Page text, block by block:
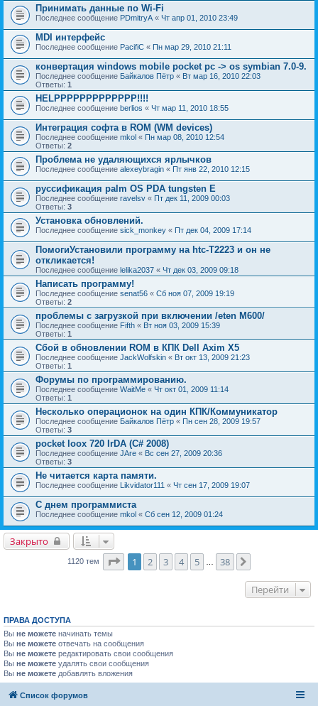
Принимать данные по Wi-Fi
Последнее сообщение PDmitryA « Чт апр 01, 2010 23:49
MDI интерфейс
Последнее сообщение PacifiC « Пн мар 29, 2010 21:11
конвертация windows mobile pocket pc -> os symbian 7.0-9.
Последнее сообщение Байкалов Пётр « Вт мар 16, 2010 22:03
Ответы: 1
HELPPPPPPPPPPPPP!!!!
Последнее сообщение berlios « Чт мар 11, 2010 18:55
Интеграция софта в ROM (WM devices)
Последнее сообщение mkol « Пн мар 08, 2010 12:54
Ответы: 2
Проблема не удаляющихся ярлычков
Последнее сообщение alexeybragin « Пт янв 22, 2010 12:15
руссификация palm OS PDA tungsten E
Последнее сообщение ravelsv « Пт дек 11, 2009 00:03
Ответы: 3
Установка обновлений.
Последнее сообщение sick_monkey « Пт дек 04, 2009 17:14
ПомогиУстановили программу на htc-Т2223 и он не
откликается!
Последнее сообщение lelika2037 « Чт дек 03, 2009 09:18
Написать программу!
Последнее сообщение senat56 « Сб ноя 07, 2009 19:19
Ответы: 2
проблемы с загрузкой при включении /eten M600/
Последнее сообщение Fifth « Вт ноя 03, 2009 15:39
Ответы: 1
Сбой в обновлении ROM в КПК Dell Axim X5
Последнее сообщение JackWolfskin « Вт окт 13, 2009 21:23
Ответы: 1
Форумы по программированию.
Последнее сообщение WaitMe « Чт окт 01, 2009 11:14
Ответы: 1
Несколько операционок на один КПК/Коммуникатор
Последнее сообщение Байкалов Пётр « Пн сен 28, 2009 19:57
Ответы: 3
pocket loox 720 IrDA (C# 2008)
Последнее сообщение JAre « Вс сен 27, 2009 20:36
Ответы: 3
Не читается карта памяти.
Последнее сообщение Likvidator111 « Чт сен 17, 2009 19:07
С днем программиста
Последнее сообщение mkol « Сб сен 12, 2009 01:24
Закрыто
1120 тем Страница1 из
1 2 3 4 5 38
Перейти
ПРАВА ДОСТУПА
Вы не можете начинать темы
Вы не можете отвечать на сообщения
Вы не можете редактировать свои сообщения
Вы не можете удалять свои сообщения
Вы не можете добавлять вложения
Список форумов